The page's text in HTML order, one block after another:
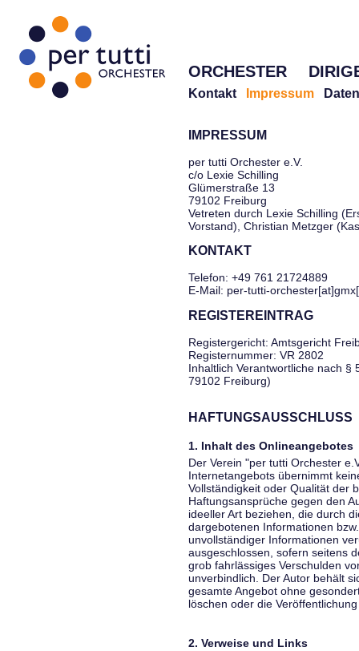
ORCHESTER
Kontakt Impressum
IMPRESSUM
per tutti Orchester e.V.
c/o Lexie Schilling
Glümerstraße 13
79102 Freiburg
Vetreten durch Lexie Schilling
Vorstand), Christian Metzger
KONTAKT
Telefon: +49 761 21724889
E-Mail: per-tutti-
REGISTEREINTRAG
Registergericht: Amtsgericht
Registernummer: VR 2802
Inhaltlich Verantwortliche nach §
79102 Freiburg)
HAFTUNGSAUSSCHLUSS
1. Inhalt des Onlineangebotes
Der Verein "per tutti Orchester
Internetangebots übernimmt
Vollständigkeit oder Qualität der
Haftungsansprüche gegen den
ideeller Art beziehen, die durch
dargebotenen Informationen
unvollständiger Informationen
ausgeschlossen, sofern seitens
grob fahrlässiges Verschulden
unverbindlich. Der Autor behält
gesamte Angebot ohne
löschen oder die
2. Verweise und Links